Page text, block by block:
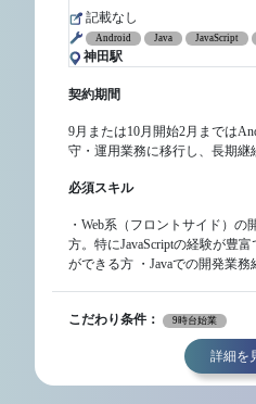
記載なし
Android Java JavaScript
神田駅
契約期間
9月または10月開始2月までは
守・運用業務に移行し、長期継
必須スキル
・Web系（フロントサイド）
方。特にJavaScriptの経験が豊
ができる方 ・Javaでの開発業
こだわり条件： 9時台始業
詳細を